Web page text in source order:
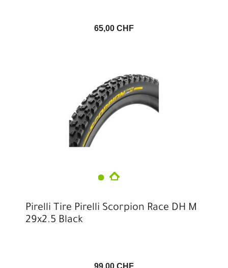
65,00 CHF
Pirelli Tire Pirelli Scorpion Race DH M
29x2.5 Black
99,00 CHF